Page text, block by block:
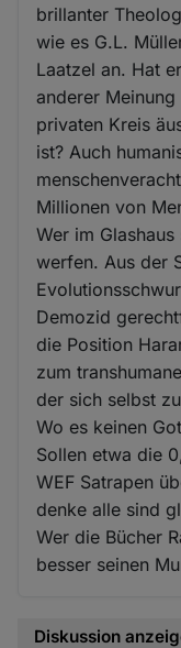
brillanter
wie es G.L.
Laatzel an. Hat
anderer
privaten Kreis
ist? Auch
Millionen von
Wer im
werfen. Aus der
Demozid
die Position
zum
der sich selbst
Wo es keinen
Sollen etwa die
WEF Satrapen
denke alle sind
Wer die Bücher
besser seinen
Diskussion